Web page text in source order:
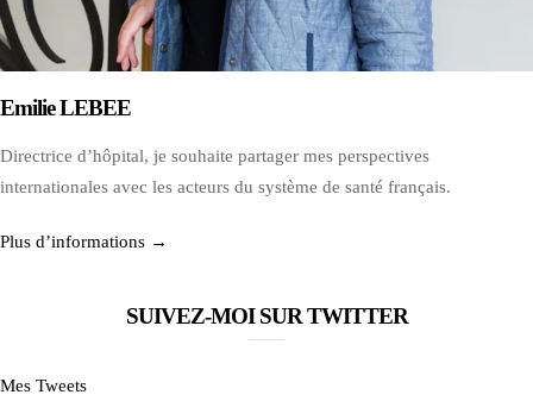
Emilie LEBEE
Directrice d’hôpital, je souhaite partager mes perspectives
internationales avec les acteurs du système de santé français.
Plus d’informations →
SUIVEZ-MOI SUR TWITTER
Mes Tweets